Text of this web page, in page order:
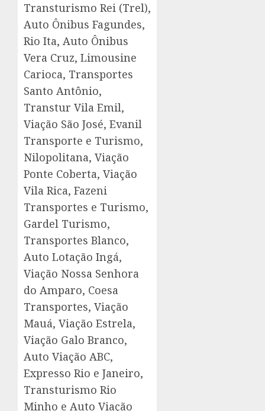
Transturismo Rei (Trel),
Auto Ônibus Fagundes,
Rio Ita, Auto Ônibus
Vera Cruz, Limousine
Carioca, Transportes
Santo Antônio,
Transtur Vila Emil,
Viação São José, Evanil
Transporte e Turismo,
Nilopolitana, Viação
Ponte Coberta, Viação
Vila Rica, Fazeni
Transportes e Turismo,
Gardel Turismo,
Transportes Blanco,
Auto Lotação Ingá,
Viação Nossa Senhora
do Amparo, Coesa
Transportes, Viação
Mauá, Viação Estrela,
Viação Galo Branco,
Auto Viação ABC,
Expresso Rio e Janeiro,
Transturismo Rio
Minho e Auto Viação